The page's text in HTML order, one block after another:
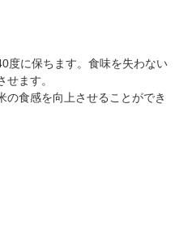
度に保ちます。食味を失わない
ます。
の食感を向上させることができ